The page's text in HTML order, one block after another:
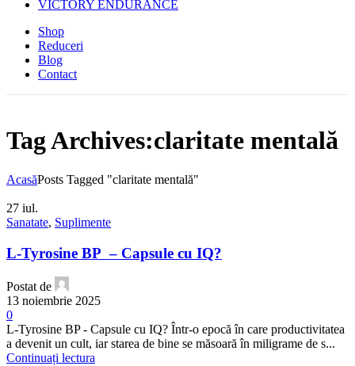
VICTORY ENDURANCE
Shop
Reduceri
Blog
Contact
Tag Archives:claritate mentală
AcasăPosts Tagged "claritate mentală"
27 iul.
Sanatate, Suplimente
L-Tyrosine BP – Capsule cu IQ?
Postat de
13 noiembrie 2025
0
L-Tyrosine BP - Capsule cu IQ? Într-o epocă în care productivitatea
a devenit un cult, iar starea de bine se măsoară în miligrame de s...
Continuați lectura